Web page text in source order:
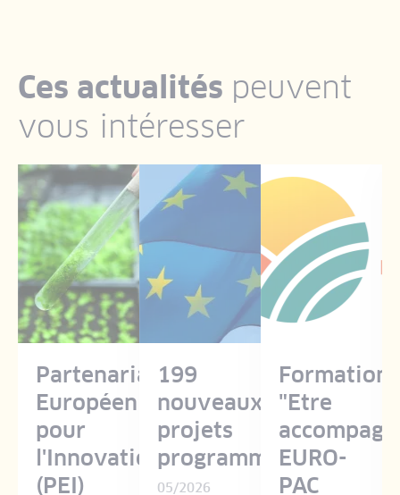
Ces actualités peuvent
vous intéresser
Partenariat
Européen
pour
l'Innovation
(PEI)
199
nouveaux
projets
programmés
05/2026
Formation
"Etre
EURO-
PAC